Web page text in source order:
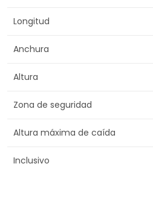
Longitud
Anchura
Altura
Zona de seguridad
Altura máxima de caída
Inclusivo